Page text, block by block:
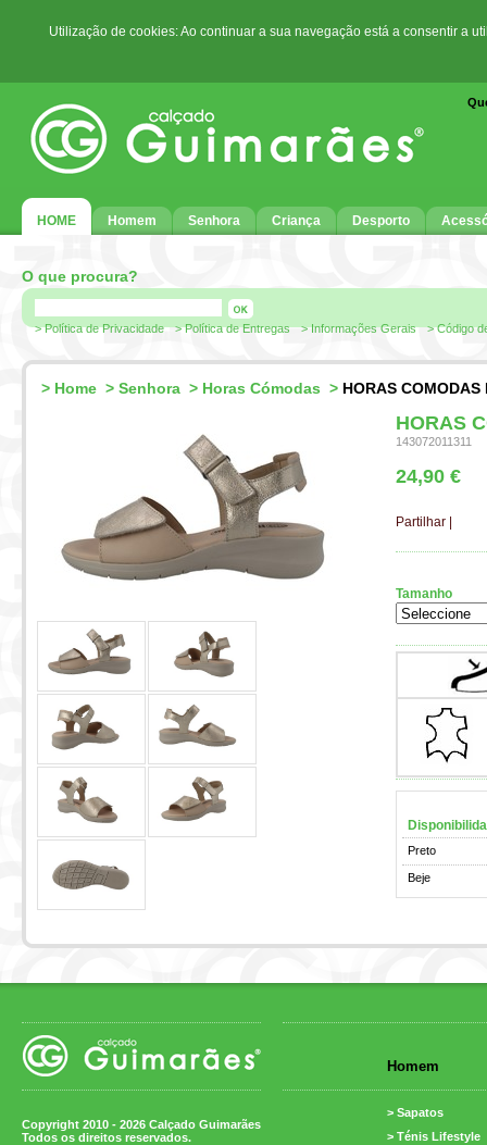
Utilização de cookies: Ao continuar a sua navegação está a consentir a
HOME Homem Senhora Criança Desporto
O que procura?
> Política de Privacidade > Política de Entregas > Informações Gerais > Código
> Home > Senhora > Horas Cómodas > HORAS COMODAS
HORAS
143072011311
24,90 €
Partilhar
Tamanho
Preto
Beje
Copyright 2010 - 2026 Calçado Guimarães
Todos os direitos reservados.
Homem
> Sapatos
> Ténis Lifestyle